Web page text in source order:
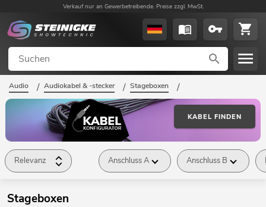
Verkauf nur an Gewerbetreibende. Preise zzgl. MwSt.
Audio / Audiokabel & -stecker / Stageboxen /
KABEL FINDEN
Relevanz Anschluss A Anschluss B
Stageboxen